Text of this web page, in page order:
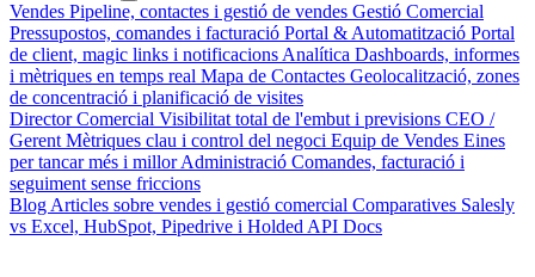
Vendes Pipeline, contactes i gestió de vendes Gestió Comercial
Pressupostos, comandes i facturació Portal & Automatització Portal
de client, magic links i notificacions Analítica Dashboards, informes
i mètriques en temps real Mapa de Contactes Geolocalització, zones
de concentració i planificació de visites
Director Comercial Visibilitat total de l'embut i previsions CEO /
Gerent Mètriques clau i control del negoci Equip de Vendes Eines
per tancar més i millorAdministració Comandes, facturació i
seguiment sense friccions
Blog Articles sobre vendes i gestió comercial Comparatives Salesly
vs Excel, HubSpot, Pipedrive i Holded API Docs